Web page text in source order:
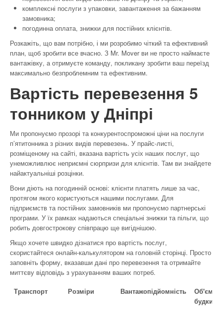
комплексні послуги з упаковки, завантаження за бажанням
замовника;
погодинна оплата, знижки для постійних клієнтів.
Розкажіть, що вам потрібно, і ми розробимо чіткий та ефективний
план, щоб зробити все вчасно. З Mr. Mover ви не просто наймаєте
вантажівку, а отримуєте команду, покликану зробити ваш переїзд
максимально безпроблемним та ефективним.
Вартість перевезення 5
тонником у Дніпрі
Ми пропонуємо прозорі та конкурентоспроможні ціни на послуги
п’ятитонника з різних видів перевезень. У прайс-листі,
розміщеному на сайті, вказана вартість усіх наших послуг, що
унеможливлює неприємні сюрпризи для клієнтів. Там ви знайдете
найактуальніші розцінки.
Вони діють на погодинній основі: клієнти платять лише за час,
протягом якого користуються нашими послугами. Для
підприємств та постійних замовників ми пропонуємо партнерські
програми. У їх рамках надаються спеціальні знижки та пільги, що
робить довгострокову співпрацю ще вигіднішою.
Якщо хочете швидко дізнатися про вартість послуг,
скористайтеся онлайн-калькулятором на головній сторінці. Просто
заповніть форму, вказавши дані про перевезення та отримайте
миттєву відповідь з урахуванням ваших потреб.
Транспорт
Розміри Вантажопідйомність
Об'єм
будки